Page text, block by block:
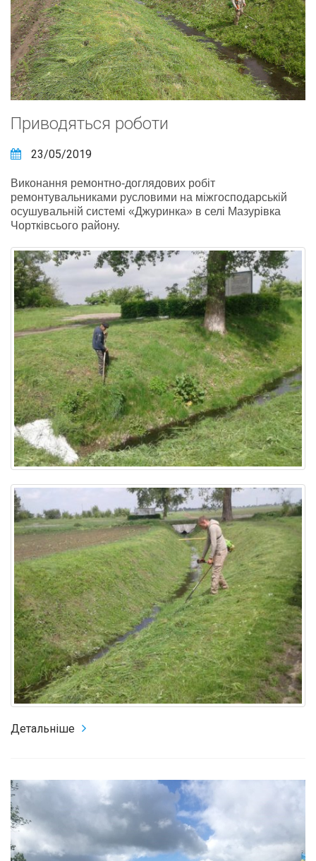
Приводяться роботи
23/05/2019
Виконання ремонтно-доглядових робіт
ремонтувальниками русловими на міжгосподарській
осушувальній системі «Джуринка» в селі Мазурівка
Чортківсього району.
Детальніше